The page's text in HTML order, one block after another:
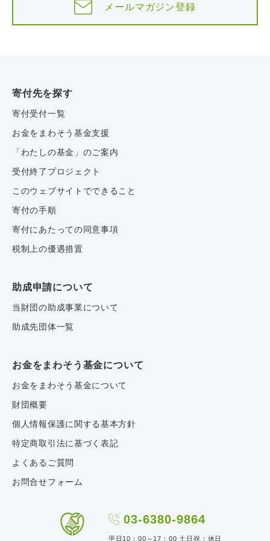
メールマガジン登録
寄付先を探す
寄付受付一覧
お金をまわそう基金支援
「わたしの基金」のご案内
受付終了プロジェクト
このウェブサイトでできること
寄付の手順
寄付にあたっての同意事項
税制上の優遇措置
助成申請について
当財団の助成事業について
助成先団体一覧
お金をまわそう基金について
お金をまわそう基金について
財団概要
個人情報保護に関する基本方針
特定商取引法に基づく表記
よくあるご質問
お問合せフォーム
03-6380-9864
平日10：00～17：00 土日祝：休日